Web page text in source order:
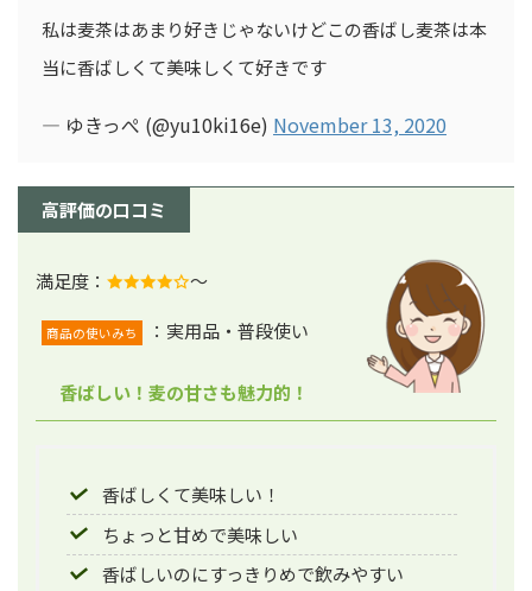
私は麦茶はあまり好きじゃないけどこの香ばし麦茶は本
当に香ばしくて美味しくて好きです
— ゆきっぺ (@yu10ki16e) November 13, 2020
高評価の口コミ
満足度： ～
商品の使いみち ：実用品・普段使い
香ばしい！麦の甘さも魅力的！
香ばしくて美味しい！
ちょっと甘めで美味しい
香ばしいのにすっきりめで飲みやすい